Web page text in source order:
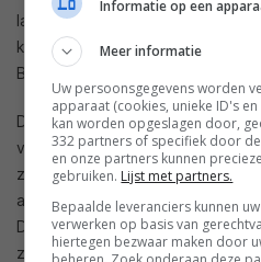
lage kwaliteitsbeelden zoals de
kan hij niet alles wegwerken en
Bij subtielere problemen kan hij
De bewegingsscherpte is
van OLED-type panelen. Er is
zichtbaar, en randen zijn scherp
allerfijnste detail blijft
De motion interpolation grijpt
zijn vloeiend, zonder gestotter
Informatie op een
Meer informatie
Uw persoonsgegevens worden
apparaat (cookies, unieke ID's
kan worden opgeslagen door,
332 partners of specifiek door
en onze partners kunnen
gebruiken. Lijst met partners.
Bepaalde leveranciers kunnen
verwerken op basis van
hiertegen bezwaar maken door